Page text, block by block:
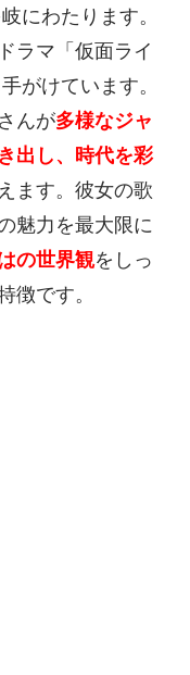
にわたります。
ラマ「仮面ライ
がけています。
んが多様なジャ
出し、時代を彩
ます。彼女の歌
魅力を最大限に
の世界観をしっ
徴です。